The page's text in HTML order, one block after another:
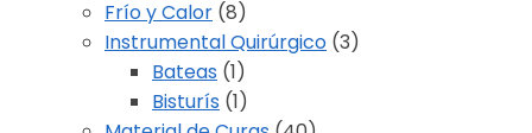
Frío y Calor (8)
Instrumental Quirúrgico (3)
Bateas (1)
Bisturís (1)